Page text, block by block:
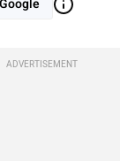
ADVERTISEMENT